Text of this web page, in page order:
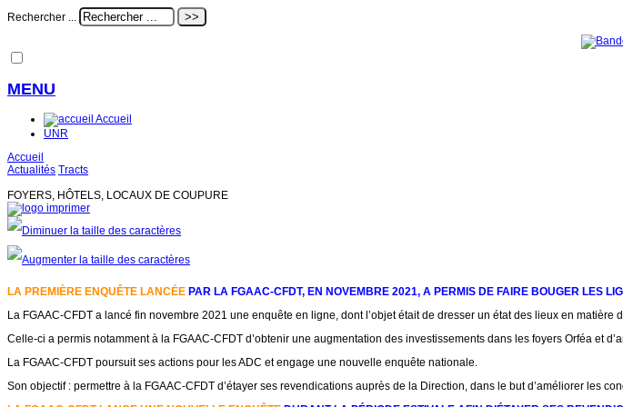
Rechercher ...
MENU
Accueil
UNR
Accueil
Actualités Tracts
FOYERS, HÔTELS, LOCAUX DE COUPURE
LA PREMIÈRE ENQUÊTE LANCÉE PAR LA FGAAC-CFDT, EN NOVEMBRE 2021, A PERMIS DE FAIRE BOUGER LES
La FGAAC-CFDT a lancé fin novembre 2021 une enquête en ligne, dont l’objet était de dresser un état des lieux en
Celle-ci a permis notamment à la FGAAC-CFDT d’obtenir une augmentation des investissements dans les foyers Orféa et
La FGAAC-CFDT poursuit ses actions pour les ADC et engage une nouvelle enquête nationale.
Son objectif : permettre à la FGAAC-CFDT d’étayer ses revendications auprès de la Direction, dans le but d’améliorer les